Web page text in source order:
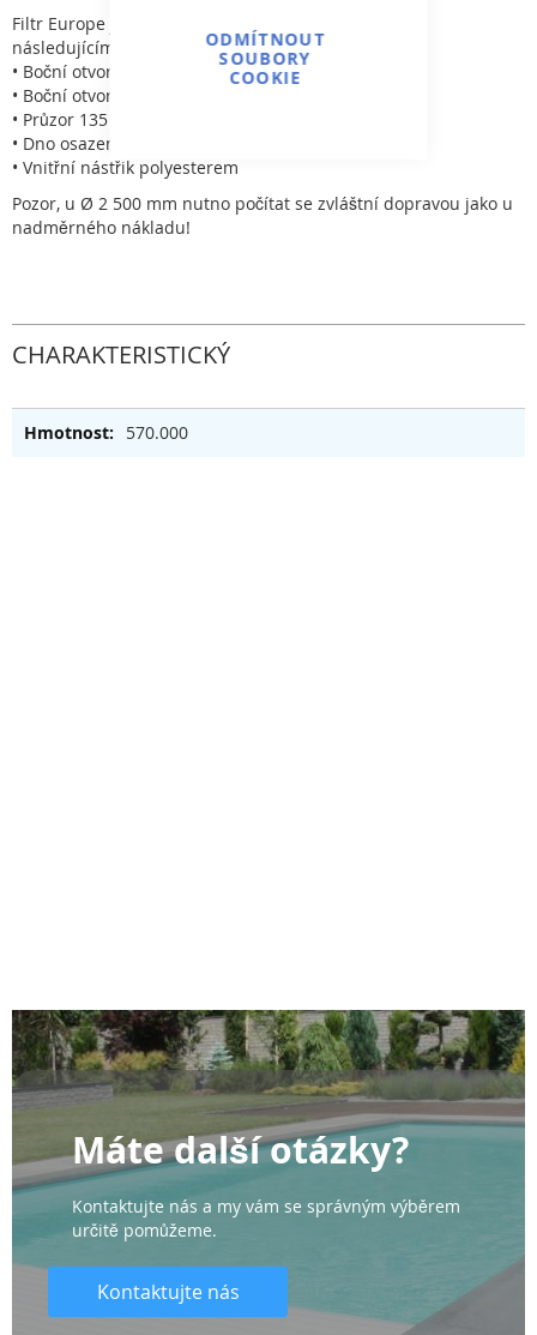
ODMÍTNOUT
SOUBORY
COOKIE
Filtr Europe je možno osadit
následujícími komponenty:
• Boční otvor s víkem 400 mm
• Boční otvor s víkem 225 mm
• Průzor 135 mm
• Dno osazené vzduchovými tryskami
• Vnitřní nástřik polyesterem
Pozor, u Ø 2 500 mm nutno počítat se zvláštní dopravou jako u
nadměrného nákladu!
CHARAKTERISTICKÝ
570.000
Máte další otázky?
Kontaktujte nás a my vám se správným výběrem
určitě pomůžeme.
Kontaktujte nás